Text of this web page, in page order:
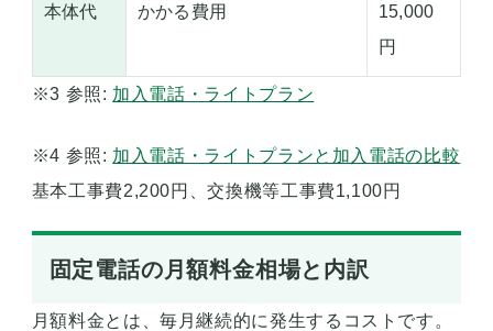
本体代
かかる費用
15,000
円
※3 参照: 加入電話・ライトプラン
※4 参照: 加入電話・ライトプランと加入電話の比較
基本工事費2,200円、交換機等工事費1,100円
固定電話の月額料金相場と内訳
月額料金とは、毎月継続的に発生するコストです。